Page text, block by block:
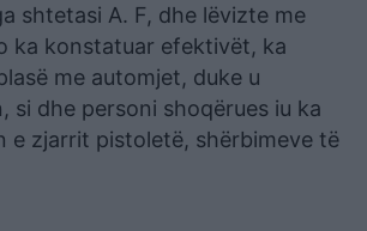
shtetasi A. F, dhe lëvizte me
ka konstatuar efektivët, ka
me automjet, duke u
si dhe personi shoqërues iu ka
e zjarrit pistoletë, shërbimeve të